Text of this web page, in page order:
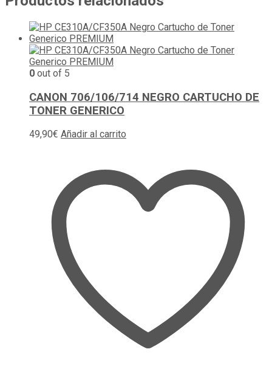
0 out of 5
CANON 706/106/714 NEGRO CARTUCHO DE
TONER GENERICO
49,90€ Añadir al carrito